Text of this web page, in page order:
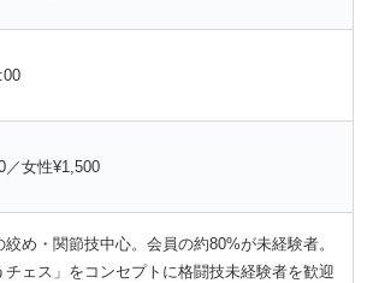
／女性¥1,500
め・関節技中心。会員の約80%が未経験者。
チェス」をコンセプトに格闘技未経験者を歓迎